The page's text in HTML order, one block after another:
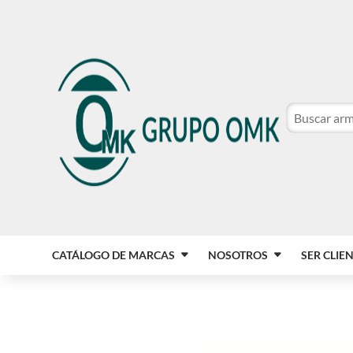
CATÁLOGO DE MARCAS NOSOTROS SER